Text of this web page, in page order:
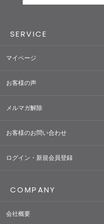
SERVICE
マイページ
お客様の声
メルマガ解除
お客様のお問い合わせ
ログイン・新規会員登録
COMPANY
会社概要